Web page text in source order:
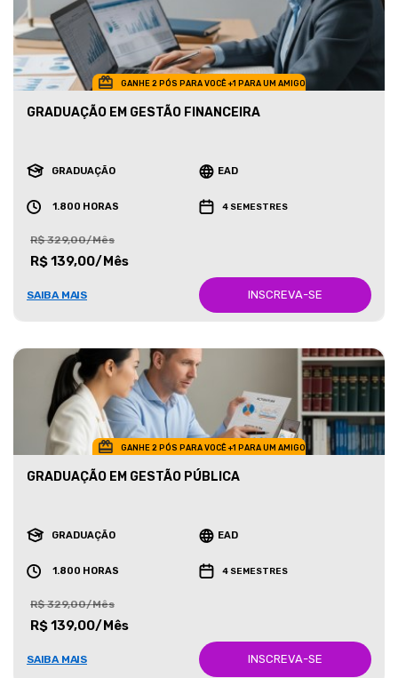
GANHE 2 PÓS PARA VOCÊ +1 PARA UM AMIGO
GRADUAÇÃO EM GESTÃO FINANCEIRA
GRADUAÇÃO EAD
1.800 HORAS 4 SEMESTRES
R$ 329,00/Mês
R$ 139,00/Mês
SAIBA MAIS INSCREVA-SE
GANHE 2 PÓS PARA VOCÊ +1 PARA UM AMIGO
GRADUAÇÃO EM GESTÃO PÚBLICA
GRADUAÇÃO EAD
1.800 HORAS 4 SEMESTRES
R$ 329,00/Mês
R$ 139,00/Mês
SAIBA MAIS INSCREVA-SE